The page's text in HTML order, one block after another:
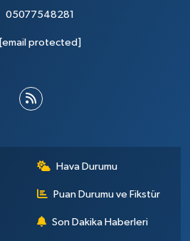
05077548281
[email protected]
Hava Durumu
Puan Durumu ve Fikstür
Son Dakika Haberleri